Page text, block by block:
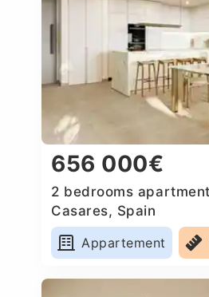
656 000€
2 bedrooms
Casares, Spain
Appartement